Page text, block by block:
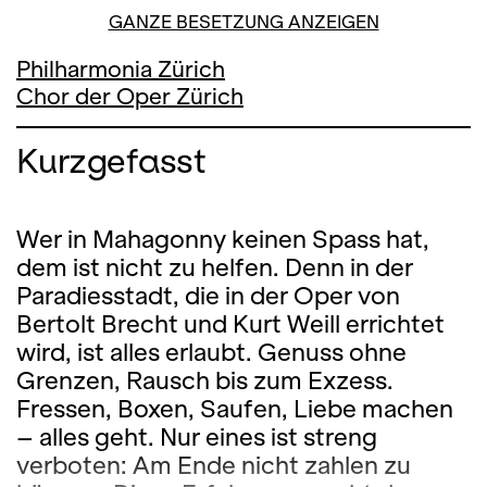
GANZE BESETZUNG ANZEIGEN
Philharmonia Zürich
Chor der Oper Zürich
Kurzgefasst
Wer in Mahagonny keinen Spass hat,
dem ist nicht zu helfen. Denn in der
Paradiesstadt, die in der Oper von
Bertolt Brecht und Kurt Weill errichtet
wird, ist alles erlaubt. Genuss ohne
Grenzen, Rausch bis zum Exzess.
Fressen, Boxen, Saufen, Liebe machen
– alles geht. Nur eines ist streng
verboten: Am Ende nicht zahlen zu